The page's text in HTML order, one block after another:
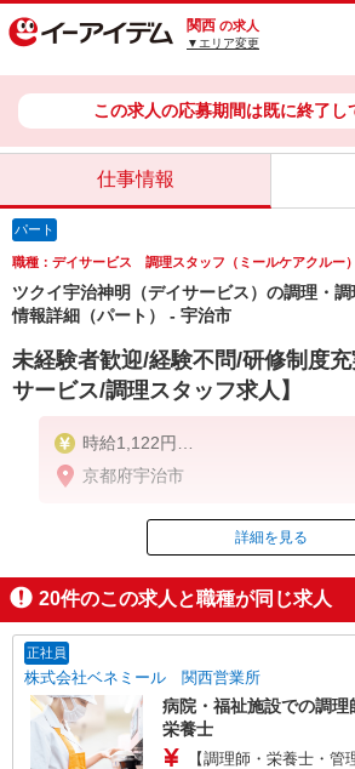
関西 の求人
▼エリア変更
この求人の応募期間は既に終了し
仕事情報
パート
職種：デイサービス 調理スタッフ（ミールケアクルー）
ツクイ宇治神明（デイサービス）の調理・
情報詳細（パート） - 宇治市
未経験者歓迎/経験不問/研修制度
サービス/調理スタッフ求人】
時給1,122円
★土日祝日は時給100円アップ！
京都府宇治市
掲載期間終了
詳細を見る
20件のこの求人と職種が同じ求人
正社員
株式会社ベネミール 関西営業所
病院・福祉施設での調
栄養士
【調理師・栄養士・管